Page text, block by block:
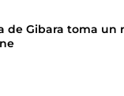
de Gibara toma un